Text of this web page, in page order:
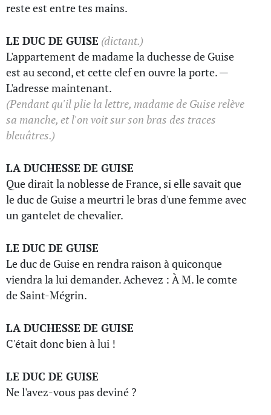
reste est entre tes mains.
LE DUC DE GUISE (dictant.)
L'appartement de madame la duchesse de Guise
est au second, et cette clef en ouvre la porte. —
L'adresse maintenant.
(Pendant qu'il plie la lettre, madame de Guise relève
sa manche, et l'on voit sur son bras des traces
bleuâtres.)
LA DUCHESSE DE GUISE
Que dirait la noblesse de France, si elle savait que
le duc de Guise a meurtri le bras d'une femme avec
un gantelet de chevalier.
LE DUC DE GUISE
Le duc de Guise en rendra raison à quiconque
viendra la lui demander. Achevez : À M. le comte
de Saint-Mégrin.
LA DUCHESSE DE GUISE
C'était donc bien à lui !
LE DUC DE GUISE
Ne l'avez-vous pas deviné ?